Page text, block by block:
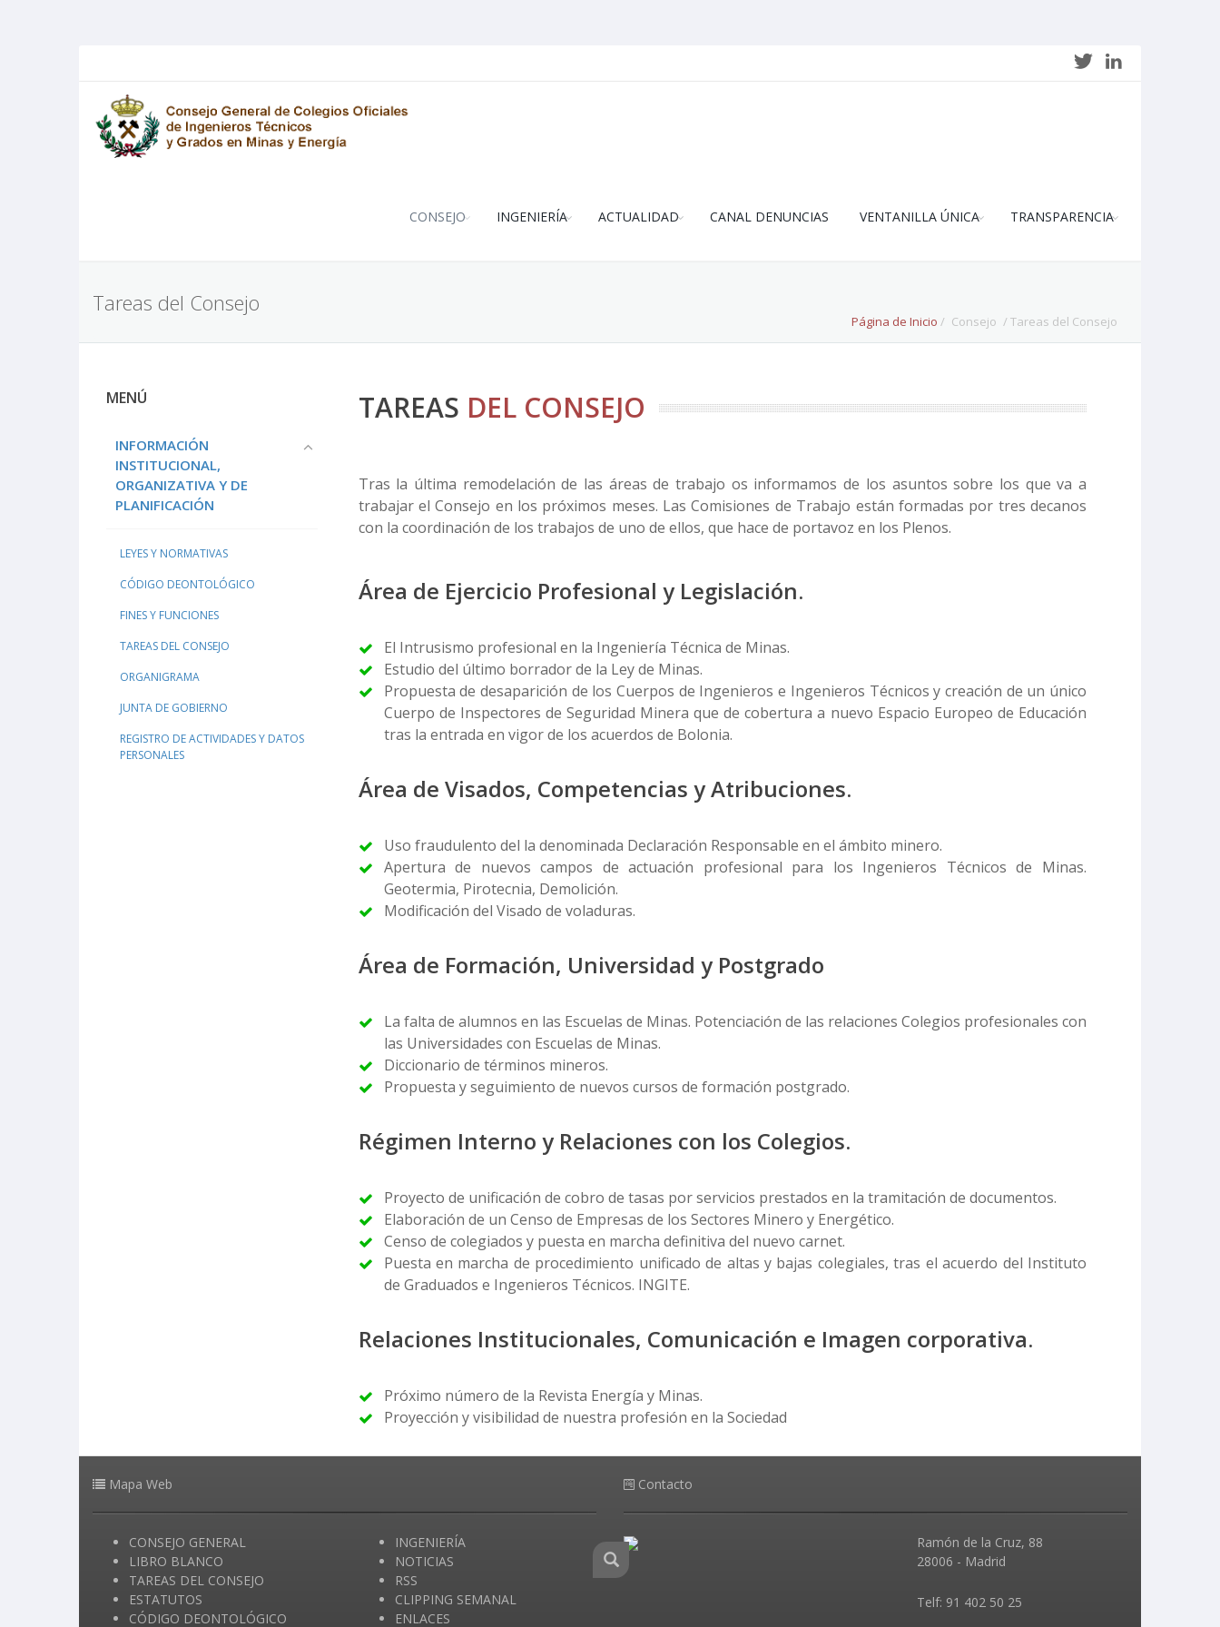
CONSEJO INGENIERÍA ACTUALIDAD CANAL DENUNCIAS VENTANILLA ÚNICA TRANSPARENCIA
Tareas del Consejo
Página de Inicio / Consejo / Tareas del Consejo
MENÚ
INFORMACIÓN
INSTITUCIONAL,
ORGANIZATIVA Y DE
PLANIFICACIÓN
LEYES Y NORMATIVAS
CÓDIGO DEONTOLÓGICO
FINES Y FUNCIONES
TAREAS DEL CONSEJO
ORGANIGRAMA
JUNTA DE GOBIERNO
REGISTRO DE ACTIVIDADES Y DATOS
PERSONALES
TAREAS DEL CONSEJO
Tras la última remodelación de las áreas de trabajo os informamos de los asuntos sobre los que va a
trabajar el Consejo en los próximos meses. Las Comisiones de Trabajo están formadas por tres decanos
con la coordinación de los trabajos de uno de ellos, que hace de portavoz en los Plenos.
Área de Ejercicio Profesional y Legislación.
El Intrusismo profesional en la Ingeniería Técnica de Minas.
Estudio del último borrador de la Ley de Minas.
Propuesta de desaparición de los Cuerpos de Ingenieros e Ingenieros Técnicos y creación de un único
Cuerpo de Inspectores de Seguridad Minera que de cobertura a nuevo Espacio Europeo de Educación
tras la entrada en vigor de los acuerdos de Bolonia.
Área de Visados, Competencias y Atribuciones.
Uso fraudulento del la denominada Declaración Responsable en el ámbito minero.
Apertura de nuevos campos de actuación profesional para los Ingenieros Técnicos de Minas.
Geotermia, Pirotecnia, Demolición.
Modificación del Visado de voladuras.
Área de Formación, Universidad y Postgrado
La falta de alumnos en las Escuelas de Minas. Potenciación de las relaciones Colegios profesionales con
las Universidades con Escuelas de Minas.
Diccionario de términos mineros.
Propuesta y seguimiento de nuevos cursos de formación postgrado.
Régimen Interno y Relaciones con los Colegios.
Proyecto de unificación de cobro de tasas por servicios prestados en la tramitación de documentos.
Elaboración de un Censo de Empresas de los Sectores Minero y Energético.
Censo de colegiados y puesta en marcha definitiva del nuevo carnet.
Puesta en marcha de procedimiento unificado de altas y bajas colegiales, tras el acuerdo del Instituto
de Graduados e Ingenieros Técnicos. INGITE.
Relaciones Institucionales, Comunicación e Imagen corporativa.
Próximo número de la Revista Energía y Minas.
Proyección y visibilidad de nuestra profesión en la Sociedad
Mapa Web
CONSEJO GENERAL
LIBRO BLANCO
TAREAS DEL CONSEJO
ESTATUTOS
CÓDIGO DEONTOLÓGICO
INGENIERÍA
NOTICIAS
RSS
CLIPPING SEMANAL
ENLACES
Contacto
Ramón de la Cruz, 88
28006 - Madrid
Telf: